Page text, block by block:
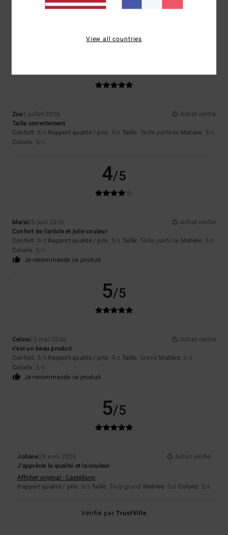
Afficher original - Français
Je recommande ce produit
Zoe2 juillet 2026
Achat vérifié
Taille correctement
Confort: 5/5 Rapport qualité / prix: 5/5 Taille: Taille parfaite Matière: 5/5
Coloris: 5/5
4/5
Marie25 juin 2026
Achat vérifié
Confort de l'article et jolie couleur
Confort: 5/5 Rapport qualité / prix: 5/5 Taille: Taille parfaite Matière: 5/5
Coloris: 5/5
Je recommande ce produit
5/5
Celine25 mai 2026
Achat vérifié
c'est un beau produit
Confort: 5/5 Rapport qualité / prix: 4/5 Taille: Grand Matière: 5 /5
Coloris: 5/5
Je recommande ce produit
5/5
Johane28 avril 2026
Achat vérifié
J'apprécie la qualité et la couleur
Afficher original - Castellano
Rapport qualité / prix: 5/5 Taille: Trop grand Matière: 5/5 Coloris: 5/5
Vérifié parTrustVille
View all countries